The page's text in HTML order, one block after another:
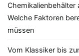
Chemikalienbehälter
Welche Faktoren
müssen
Vom Klassiker bis